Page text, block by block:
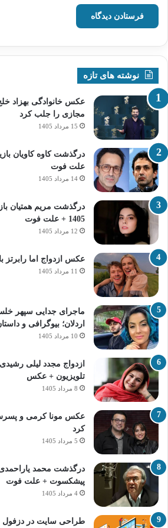
نوشته های تازه
عکس خانوادگی بهزاد
مجازی را جلب کرد
15 مرداد 1405
درگذشت کاوه کاویان
علت فوت
14 مرداد 1405
1405 + علت فوت
12 مرداد 1405
عکس ازدواج اما رابرتز
11 مرداد 1405
ماجرای جدایی سپهر
اردلان؛ بیوگرافی و
10 مرداد 1405
ازدواج مجدد لیلی
تلویزیون + عکس
8 مرداد 1405
عکس مونا کرمی و
کرد
5 مرداد 1405
درگذشت محمد یاراحمدی
پیشکسوت + علت فوت
4 مرداد 1405
طراحی سایت در دزفول